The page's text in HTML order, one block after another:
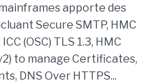
apporte des
Secure SMTP, HMC
(OSC) TLS 1.3, HMC
to manage Certificates,
DNS Over HTTPS...